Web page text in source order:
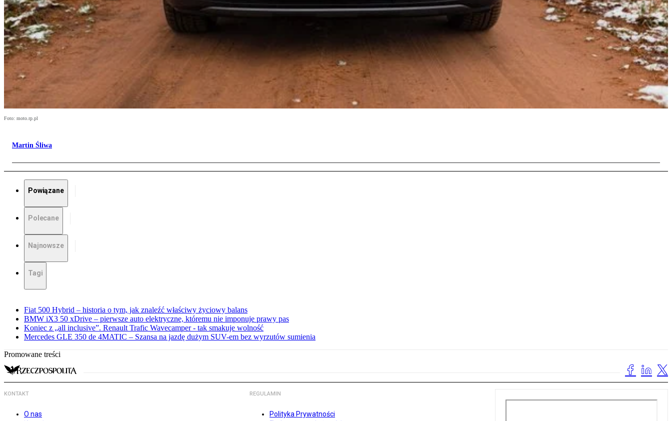
Foto: moto.rp.pl
Martin Śliwa
Powiązane
Polecane
Najnowsze
Tagi
Fiat 500 Hybrid – historia o tym, jak znaleźć właściwy życiowy balans
BMW iX3 50 xDrive – pierwsze auto elektryczne, któremu nie imponuje prawy pas
Koniec z „all inclusive”. Renault Trafic Wavecamper - tak smakuje wolność
Mercedes GLE 350 de 4MATIC – Szansa na jazdę dużym SUV-em bez wyrzutów sumienia
Promowane treści
KONTAKT
O nas
REGULAMIN
Polityka Prywatności